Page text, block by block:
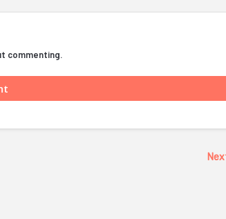
commenting.